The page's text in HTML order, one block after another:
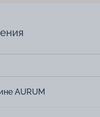
AURUM